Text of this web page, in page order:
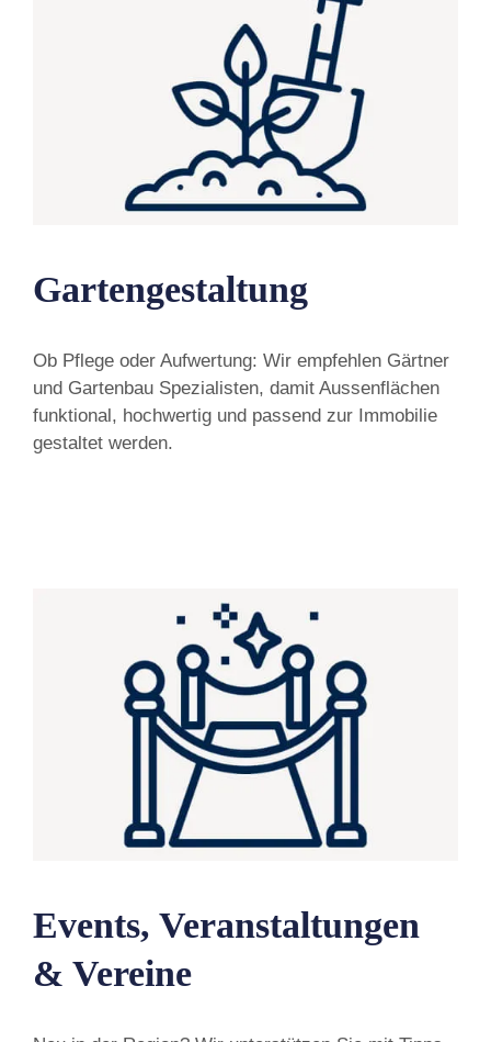
Gartengestaltung
Ob Pflege oder Aufwertung: Wir empfehlen Gärtner
und Gartenbau Spezialisten, damit Aussenflächen
funktional, hochwertig und passend zur Immobilie
gestaltet werden.
Events, Veranstaltungen
& Vereine